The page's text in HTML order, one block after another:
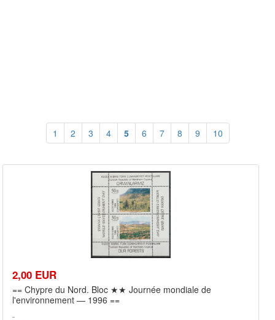
1 2 3 4 5 6 7 8 9 10
2,00 EUR
== Chypre du Nord. Bloc ★★ Journée mondiale de
l'environnement — 1996 ==